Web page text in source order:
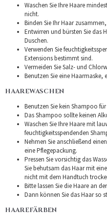
Waschen Sie Ihre Haare
nicht.
Binden Sie Ihr Haar
Entwirren und bürsten Sie das
Duschen.
Verwenden Sie
Extensions bestimmt sind.
Vermeiden Sie Salz- und
Benutzen Sie eine Haarmaske,
HAAREWASCHEN
Benutzen Sie kein Shampoo
Das Shampoo sollte keinen
Waschen Sie Ihre Haare mit
feuchtigkeitsspendenden
Nehmen Sie anschließend
eine Pflegepackung.
Pressen Sie vorsichtig das
Sie behutsam das Haar mit
nicht mit dem Handtuch
Bitte lassen Sie die Haare an
Dann können Sie das Haar so
HAAREFÄRBEN